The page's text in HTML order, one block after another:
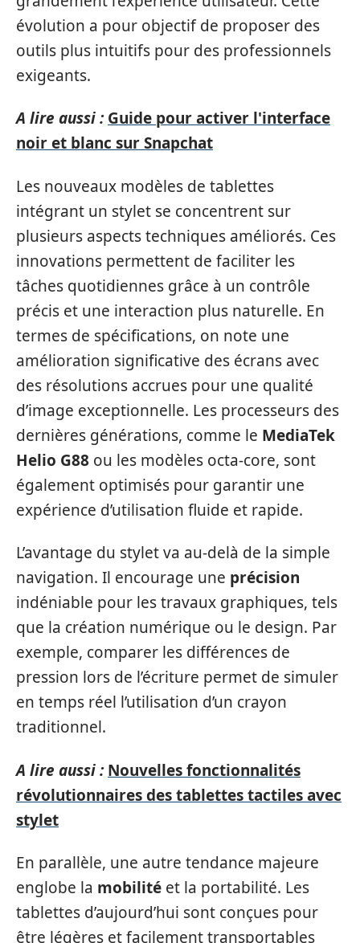
évolution a pour objectif de proposer des
outils plus intuitifs pour des professionnels
exigeants.
A lire aussi : Guide pour activer l'interface
noir et blanc sur Snapchat
Les nouveaux modèles de tablettes
intégrant un stylet se concentrent sur
plusieurs aspects techniques améliorés. Ces
innovations permettent de faciliter les
tâches quotidiennes grâce à un contrôle
précis et une interaction plus naturelle. En
termes de spécifications, on note une
amélioration significative des écrans avec
des résolutions accrues pour une qualité
d’image exceptionnelle. Les processeurs des
dernières générations, comme le MediaTek
Helio G88 ou les modèles octa-core, sont
également optimisés pour garantir une
expérience d’utilisation fluide et rapide.
L’avantage du stylet va au-delà de la simple
navigation. Il encourage une précision
indéniable pour les travaux graphiques, tels
que la création numérique ou le design. Par
exemple, comparer les différences de
pression lors de l’écriture permet de simuler
en temps réel l’utilisation d’un crayon
traditionnel.
A lire aussi : Nouvelles fonctionnalités
révolutionnaires des tablettes tactiles avec
stylet
En parallèle, une autre tendance majeure
englobe la mobilité et la portabilité. Les
tablettes d’aujourd’hui sont conçues pour
être légères et facilement transportables